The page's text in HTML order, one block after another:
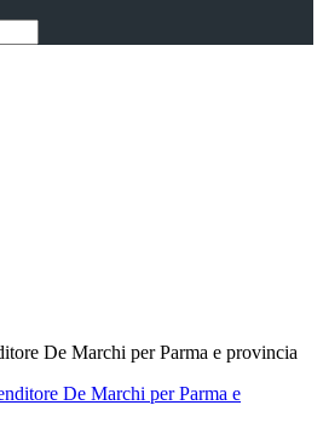
De Marchi per Parma e provincia